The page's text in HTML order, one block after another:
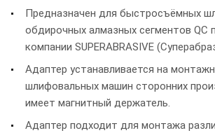
Предназначен для быстросъёмных
обдирочных алмазных сегментов QC
компании SUPERABRASIVE
Адаптер устанавливается на
шлифовальных машин сторонних
имеет магнитный держатель.
Адаптер подходит для монтажа